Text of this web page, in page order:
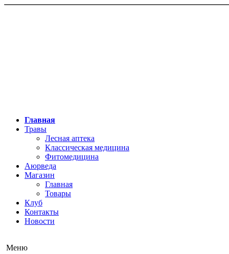
Главная
Травы
Лесная аптека
Классическая медицина
Фитомедицина
Аюрведа
Магазин
Главная
Товары
Клуб
Контакты
Новости
Меню